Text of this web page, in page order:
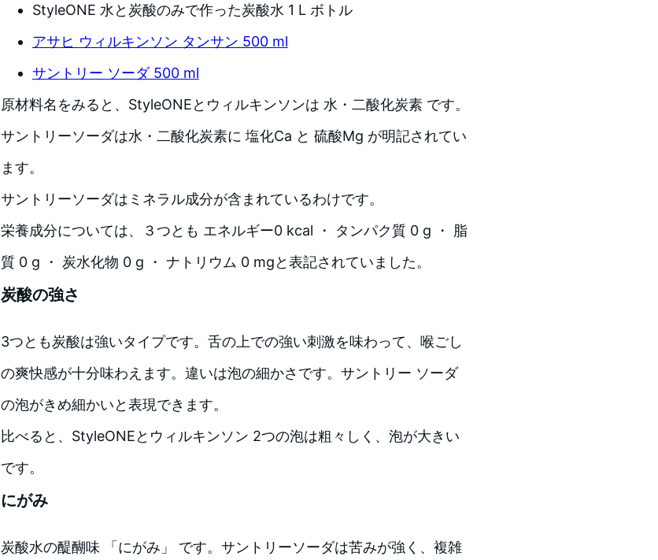
StyleONE 水と炭酸のみで作った炭酸水 1 L ボトル
アサヒ ウィルキンソン タンサン 500 ml
サントリー ソーダ 500 ml
原材料名をみると、StyleONEとウィルキンソンは 水・二酸化炭素 です。
サントリーソーダは水・二酸化炭素に 塩化Ca と 硫酸Mg が明記されてい
ます。
サントリーソーダはミネラル成分が含まれているわけです。
栄養成分については、３つとも エネルギー0 kcal ・ タンパク質 0 g ・ 脂
質 0 g ・ 炭水化物 0 g ・ ナトリウム 0 mgと表記されていました。
炭酸の強さ
3つとも炭酸は強いタイプです。舌の上での強い刺激を味わって、喉ごし
の爽快感が十分味わえます。違いは泡の細かさです。サントリー ソーダ
の泡がきめ細かいと表現できます。
比べると、StyleONEとウィルキンソン 2つの泡は粗々しく、泡が大きい
です。
にがみ
炭酸水の醍醐味 「にがみ」 です。サントリーソーダは苦みが強く、複雑